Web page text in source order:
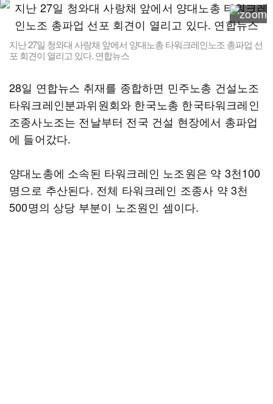
지난 27일 청와대 사랑채 앞에서 양대노총 타워크레인노조 총파업 선
포 회견이 열리고 있다. 연합뉴스
28일 연합뉴스 취재를 종합하면 민주노총 건설노조
타워크레인분과위원회와 한국노총 한국타워크레인
조종사노조는 전날부터 전국 건설 현장에서 총파업
에 들어갔다.
양대노총에 소속된 타워크레인 노조원은 약 3천100
명으로 추산된다. 전체 타워크레인 조종사 약 3천
500명의 상당 부분이 노조원인 셈이다.